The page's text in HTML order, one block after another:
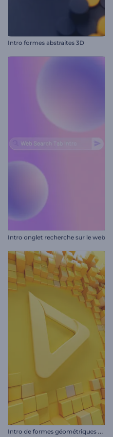
Intro formes abstraites 3D
Intro onglet recherche sur le web
I
ntro de formes géométriques épurées